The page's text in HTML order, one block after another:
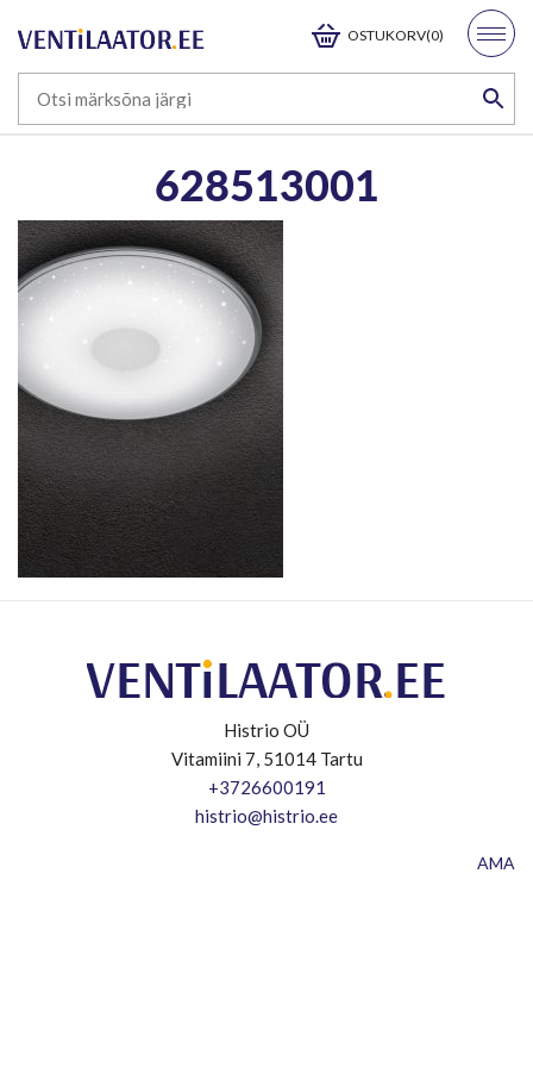
OSTUKORV(0)
628513001
Histrio OÜ
Vitamiini 7, 51014 Tartu
+3726600191
histrio@histrio.ee
AMA